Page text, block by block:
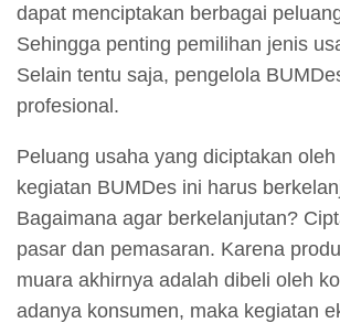
dapat menciptakan berbagai
Sehingga penting pemilihan jenis
Selain tentu saja, pengelola
profesional.
Peluang usaha yang diciptakan
kegiatan BUMDes ini harus
Bagaimana agar berkelanjutan?
pasar dan pemasaran. Karena
muara akhirnya adalah dibeli oleh
adanya konsumen, maka kegiatan